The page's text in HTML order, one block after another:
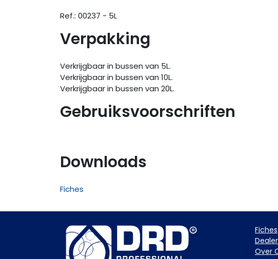
Ref.: 00237 - 5L
Verpakking
Verkrijgbaar in bussen van 5L.
Verkrijgbaar in bussen van 10L.
Verkrijgbaar in bussen van 20L.
Gebruiksvoorschriften
Downloads
Fiches
Fiche​s
Over